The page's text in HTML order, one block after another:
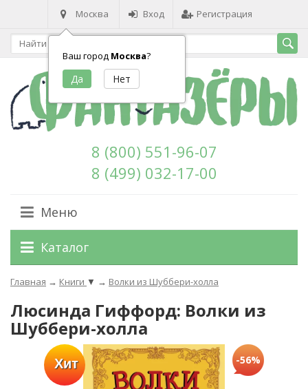
Москва
Ваш город Москва?
Вход Регистрация
8 (800) 551-96-07
8 (499) 032-17-00
Меню
Каталог
Главная → Книги ▼ → Волки из Шуббери-холла
Люсинда Гиффорд: Волки из
Шуббери-холла
Хит -56%